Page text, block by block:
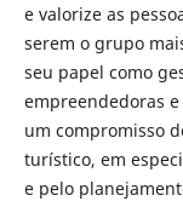
e valorize as
serem o grupo
seu papel como
empreendedoras
um compromisso
turístico, em
e pelo